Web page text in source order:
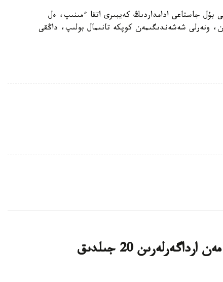
جاستاعى ادامداردىڭ كەيبىرى اتقا ءمىنىپ، ەل
ونەرلى شەشەندىگىمەن كوپكە تانىمال بولىپ، داڭقى
پرەزيدەنت ۇلتتىق ارحيۆتىڭ ۇجىمى مەن ارداگەرلەرىن 20 جىلدىق